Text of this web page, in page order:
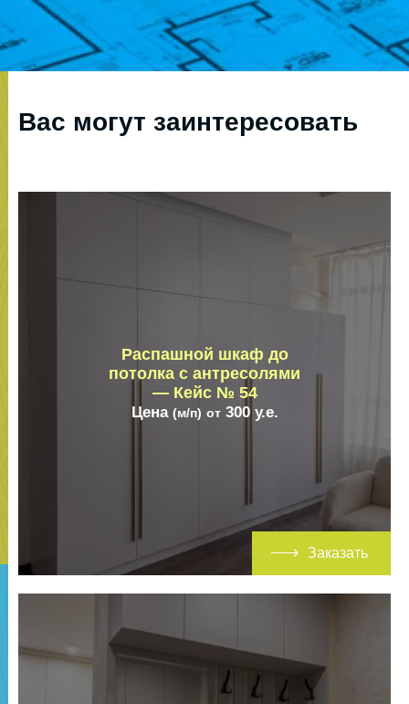
Вас могут заинтересовать
Распашной шкаф до
потолка с антресолями
— Кейс № 54
Цена (м/п) от300 у.е.
Заказать